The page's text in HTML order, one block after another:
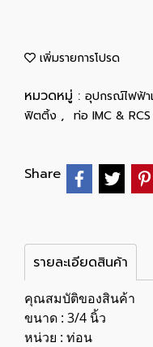
เพิ่มรายการโปรด
หมวดหมู่ : อุปกรณ์ไฟฟ้า
ฟิตติ้ง , ท่อ IMC &
Share
รายละเอียดสินค้า
คุณสมบัติของสินค้า
ขนาด : 3/4 นิ้ว
หน่วย : ท่อน